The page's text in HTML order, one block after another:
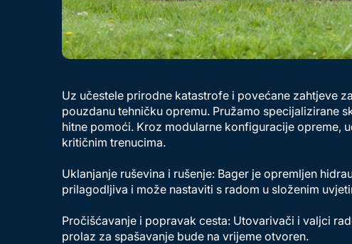
Uz učestele prirodne katastrofe i povećane zahtjeve
pouzdanu tehničku opremu. Pružamo specijalizirane
hitne pomoći. Kroz modularne konfiguracije opreme,
kritičnim trenucima.
Uklanjanje ruševina i rušenje: Bager je opremljen
prilagodljiva i može nastaviti s radom u složenim
Pročišćavanje i popravak cesta: Utovarivači i valjci
prolaz za spašavanje bude na vrijeme otvoren.